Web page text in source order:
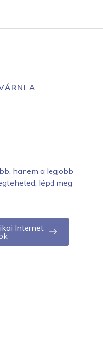
A
hanem a legjobb
lépd meg
Internet